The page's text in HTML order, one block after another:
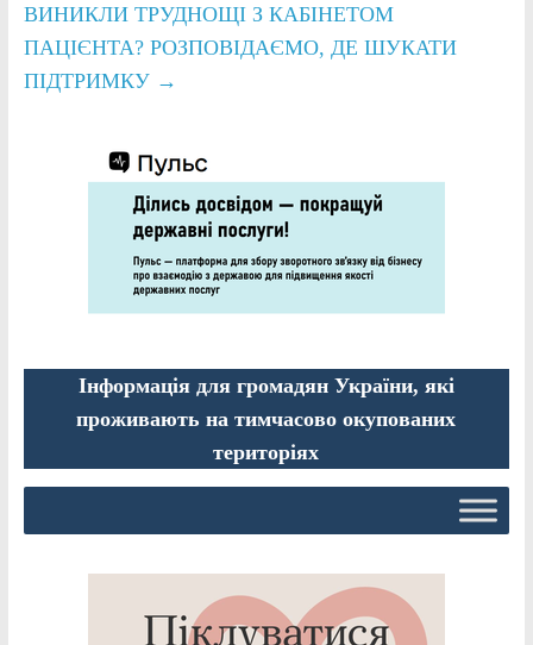
ВИНИКЛИ ТРУДНОЩІ З КАБІНЕТОМ
ПАЦІЄНТА? РОЗПОВІДАЄМО, ДЕ ШУКАТИ
ПІДТРИМКУ →
Інформація для громадян України, які
проживають на тимчасово окупованих
територіях